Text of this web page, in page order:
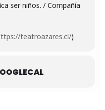
ser niños. / Compañía
teatroazares.cl/)